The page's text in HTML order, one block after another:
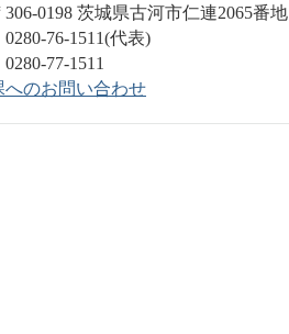
0198 茨城県古河市仁連2065番地
76-1511(代表)
77-1511​​​​​​​
へのお問い合わせ